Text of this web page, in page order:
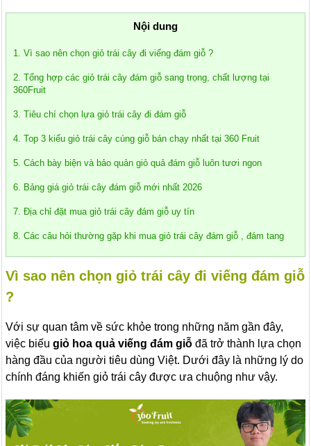
Nội dung
1. Vì sao nên chọn giỏ trái cây đi viếng đám giỗ ?
2. Tổng hợp các giỏ trái cây đám giỗ sang trọng, chất lượng tại
360Fruit
3. Tiêu chí chọn lựa giỏ trái cây đi đám giỗ
4. Top 3 kiểu giỏ trái cây cúng giỗ bán chạy nhất tại 360 Fruit
5. Cách bày biện và bảo quản giỏ quả đám giỗ luôn tươi ngon
6. Bảng giá giỏ trái cây đám giỗ mới nhất 2026
7. Địa chỉ đặt mua giỏ trái cây đám giỗ uy tín
8. Các câu hỏi thường gặp khi mua giỏ trái cây đám giỗ , đám tang
Vì sao nên chọn giỏ trái cây đi viếng đám giỗ
?
Với sự quan tâm về sức khỏe trong những năm gần đây,
việc biếu giỏ hoa quả viếng đám giỗ đã trở thành lựa chọn
hàng đầu của người tiêu dùng Việt. Dưới đây là những lý do
chính đáng khiến giỏ trái cây được ưa chuộng như vậy.